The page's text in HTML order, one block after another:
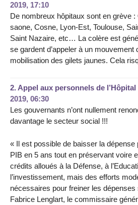
2019, 17:10
De nombreux hôpitaux sont en grève
saone, Cosne, Lyon-Est, Toulouse,
Saint Nazaire, etc… La colère est
se gardent d’appeler à un mouvement
mobilisation des gilets jaunes. Cela
2. Appel aux personnels de
2019, 06:30
Les gouvernants n’ont nullement
davantage le secteur social !!!
« Il est possible de baisser la dépense
PIB en 5 ans tout en préservant voire
crédits alloués à la Défense, à
l’investissement, mais des efforts
nécessaires pour freiner les
Fabrice Lenglart, le commissaire